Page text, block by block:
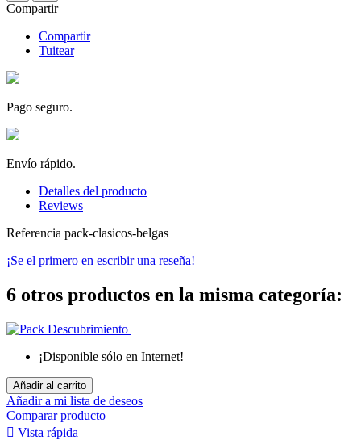
Compartir
Compartir
Tuitear
Pago seguro.
Envío rápido.
Detalles del producto
Reviews
Referencia pack-clasicos-belgas
¡Se el primero en escribir una reseña!
6 otros productos en la misma categoría:
¡Disponible sólo en Internet!
Añadir al carrito
Añadir a mi lista de deseos
Comparar producto
 Vista rápida